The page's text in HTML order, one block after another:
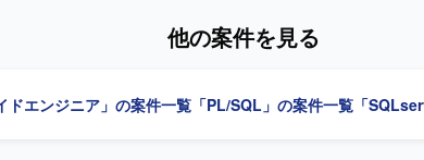
を取りながら業務を進めていただける方を求めています。既
程を経験できる点が魅力です。ユーザーとの直接的なやり取
他の案件を見る
ドエンジニア」の案件一覧 「PL/SQL」の案件一覧 「